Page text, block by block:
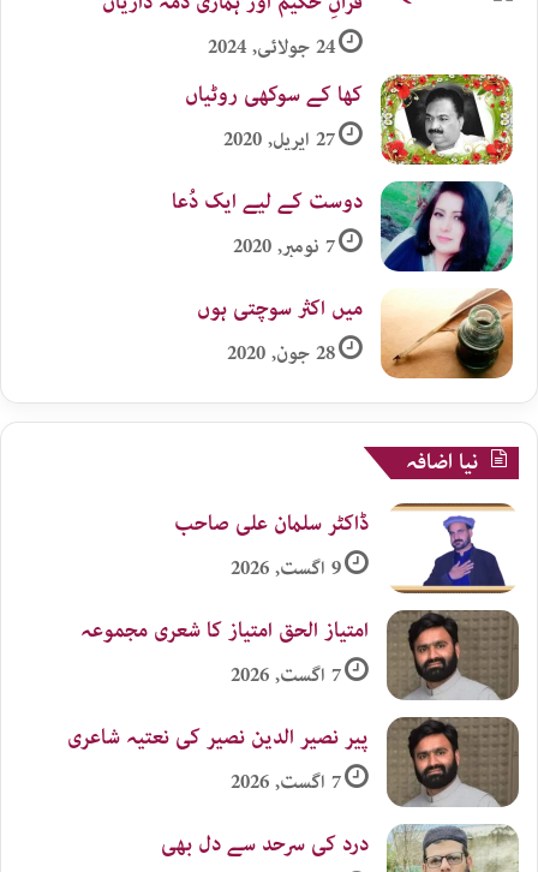
24 جولائی, 2024
کھا کے سوکھی روٹیاں
27 اپریل, 2020
دوست کے لیے ایک دُعا
7 نومبر, 2020
میں اکثر سوچتی ہوں
28 جون, 2020
نیا اضافہ
ڈاکٹر سلمان علی صاحب
9 اگست, 2026
امتیاز الحق امتیاز کا شعری مجموعہ
7 اگست, 2026
پیر نصیر الدین نصیر کی نعتیہ شاعری
7 اگست, 2026
درد کی سرحد سے دل بھی